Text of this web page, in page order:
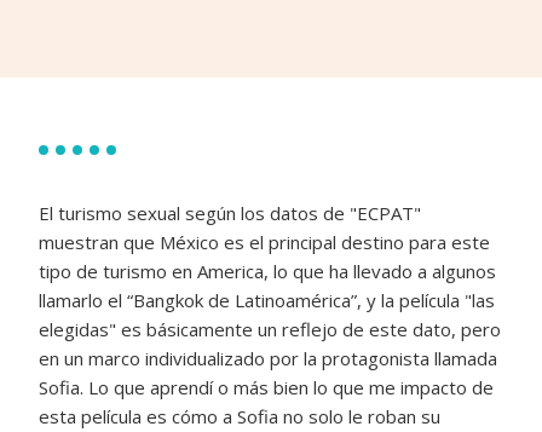
El turismo sexual según los datos de "ECPAT"
muestran que México es el principal destino para este
tipo de turismo en America, lo que ha llevado a algunos
llamarlo el “Bangkok de Latinoamérica”, y la película "las
elegidas" es básicamente un reflejo de este dato, pero
en un marco individualizado por la protagonista llamada
Sofia. Lo que aprendí o más bien lo que me impacto de
esta película es cómo a Sofia no solo le roban su